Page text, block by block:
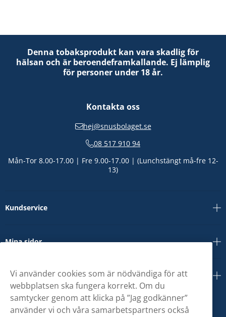
Denna tobaksprodukt kan vara skadlig för
hälsan och är beroendeframkallande. Ej lämplig
för personer under 18 år.
Kontakta oss
hej@snusbolaget.se
08 517 910 94
Mån-Tor 8.00-17.00 | Fre 9.00-17.00 | (Lunchstängt må-fre 12-
13)
Kundservice
Mina sidor
Om oss
Vi använder cookies som är nödvändiga för att
webbplatsen ska fungera korrekt. Om du
samtycker genom att klicka på ”Jag godkänner”
använder vi och våra samarbetspartners också